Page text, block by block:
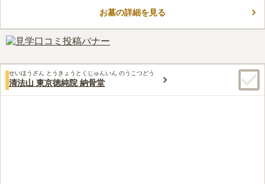
でしょう。仏事は正傅寺住職が執り行い、菩提寺がない方でも安
不要です。
口コミ評価
お墓の詳細を見る
せいほうざん とうきょうとくじゅんいん のうこつどう
清法山 東京徳純院 納骨堂